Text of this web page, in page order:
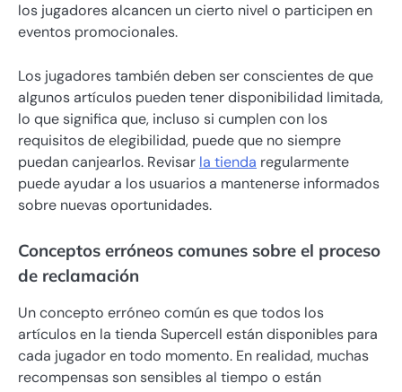
los jugadores alcancen un cierto nivel o participen en
eventos promocionales.
Los jugadores también deben ser conscientes de que
algunos artículos pueden tener disponibilidad limitada,
lo que significa que, incluso si cumplen con los
requisitos de elegibilidad, puede que no siempre
puedan canjearlos. Revisar la tienda regularmente
puede ayudar a los usuarios a mantenerse informados
sobre nuevas oportunidades.
Conceptos erróneos comunes sobre el proceso
de reclamación
Un concepto erróneo común es que todos los
artículos en la tienda Supercell están disponibles para
cada jugador en todo momento. En realidad, muchas
recompensas son sensibles al tiempo o están